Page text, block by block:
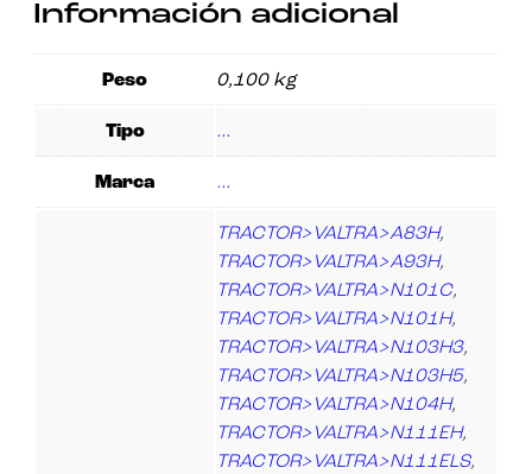
Información adicional
Peso 0,100 kg
Tipo …
Marca …
TRACTOR>VALTRA>A83H,
TRACTOR>VALTRA>A93H,
TRACTOR>VALTRA>N101C,
TRACTOR>VALTRA>N101H,
TRACTOR>VALTRA>N103H3,
TRACTOR>VALTRA>N103H5,
TRACTOR>VALTRA>N104H,
TRACTOR>VALTRA>N111EH,
TRACTOR>VALTRA>N111ELS,
visita. Si
cookies,
algunas
funcionalidades
desaparecerán
de la web.
Marketing